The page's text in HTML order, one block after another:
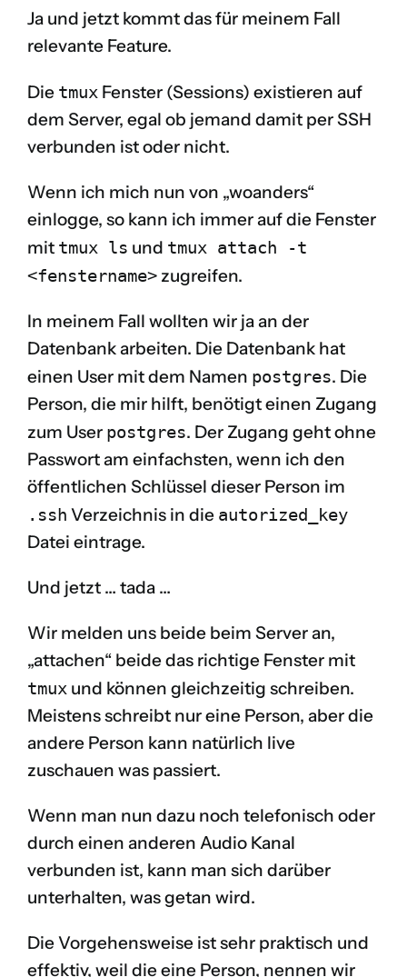
Ja und jetzt kommt das für meinem Fall
relevante Feature.
Die tmux Fenster (Sessions) existieren auf
dem Server, egal ob jemand damit per SSH
verbunden ist oder nicht.
Wenn ich mich nun von „woanders“
einlogge, so kann ich immer auf die Fenster
mit tmux ls und tmux attach -t
<fenstername> zugreifen.
In meinem Fall wollten wir ja an der
Datenbank arbeiten. Die Datenbank hat
einen User mit dem Namen postgres. Die
Person, die mir hilft, benötigt einen Zugang
zum User postgres. Der Zugang geht ohne
Passwort am einfachsten, wenn ich den
öffentlichen Schlüssel dieser Person im
.ssh Verzeichnis in die autorized_key
Datei eintrage.
Und jetzt … tada …
Wir melden uns beide beim Server an,
„attachen“ beide das richtige Fenster mit
tmux und können gleichzeitig schreiben.
Meistens schreibt nur eine Person, aber die
andere Person kann natürlich live
zuschauen was passiert.
Wenn man nun dazu noch telefonisch oder
durch einen anderen Audio Kanal
verbunden ist, kann man sich darüber
unterhalten, was getan wird.
Die Vorgehensweise ist sehr praktisch und
effektiv, weil die eine Person, nennen wir